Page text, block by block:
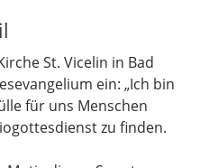
St. Vicelin in Bad
ein: „Ich bin
für uns Menschen
zu finden.